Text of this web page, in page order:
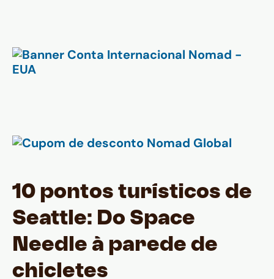
10 pontos turísticos de
Seattle: Do Space
Needle à parede de
chicletes